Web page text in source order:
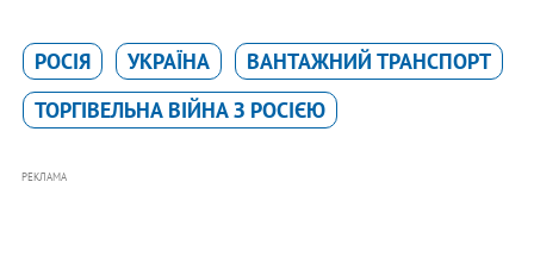
РОСІЯ УКРАЇНА
ВАНТАЖНИЙ ТРАНСПОРТ
ТОРГІВЕЛЬНА ВІЙНА З РОСІЄЮ
РЕКЛАМА